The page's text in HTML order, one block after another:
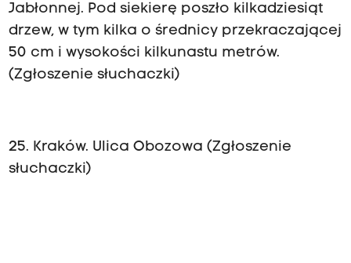
Jabłonnej. Pod siekierę poszło kilkadziesiąt
drzew, w tym kilka o średnicy przekraczającej
50 cm i wysokości kilkunastu metrów.
(Zgłoszenie słuchaczki)
25. Kraków. Ulica Obozowa (Zgłoszenie
słuchaczki)